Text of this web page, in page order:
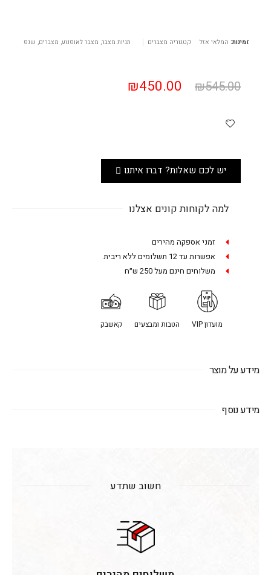
זמינות: המלאי אזל קטגוריה מצברים תגיות מצבר, מצבר לאופנוע, מצברים, שנפ
₪545.00
₪450.00
יש לכם שאלות? דברו איתנו
למה לקוחות קונים אצלנו
זמני אספקה מהירים
אפשרות עד 12 תשלומים ללא ריבית
משלוחים חינם מעל 250 ש״ח
מועדון VIP הטבות ומבצעים קאשבק
מידע על מוצר
מידע נוסף
חשוב שתדע